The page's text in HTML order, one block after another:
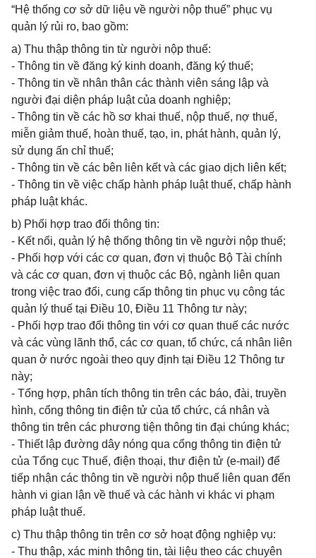
“Hệ thống cơ sở dữ liệu về người nộp thuế” phục vụ
quản lý rủi ro, bao gồm:
a) Thu thập thông tin từ người nộp thuế:
- Thông tin về đăng ký kinh doanh, đăng ký thuế;
- Thông tin về nhân thân các thành viên sáng lập và
người đại diện pháp luật của doanh nghiệp;
- Thông tin về các hồ sơ khai thuế, nộp thuế, nợ thuế,
miễn giảm thuế, hoàn thuế, tạo, in, phát hành, quản lý,
sử dụng ấn chỉ thuế;
- Thông tin về các bên liên kết và các giao dịch liên kết;
- Thông tin về việc chấp hành pháp luật thuế, chấp hành
pháp luật khác.
b) Phối hợp trao đổi thông tin:
- Kết nối, quản lý hệ thống thông tin về người nộp thuế;
- Phối hợp với các cơ quan, đơn vị thuộc Bộ Tài chính
và các cơ quan, đơn vị thuộc các Bộ, ngành liên quan
trong việc trao đổi, cung cấp thông tin phục vụ công tác
quản lý thuế tại Điều 10, Điều 11 Thông tư này;
- Phối hợp trao đổi thông tin với cơ quan thuế các nước
và các vùng lãnh thổ, các cơ quan, tổ chức, cá nhân liên
quan ở nước ngoài theo quy định tại Điều 12 Thông tư
này;
- Tổng hợp, phân tích thông tin trên các báo, đài, truyền
hình, cổng thông tin điện tử của tổ chức, cá nhân và
thông tin trên các phương tiện thông tin đại chúng khác;
- Thiết lập đường dây nóng qua cổng thông tin điện tử
của Tổng cục Thuế, điện thoại, thư điện tử (e-mail) để
tiếp nhận các thông tin về người nộp thuế liên quan đến
hành vi gian lận về thuế và các hành vi khác vi phạm
pháp luật thuế.
c) Thu thập thông tin trên cơ sở hoạt động nghiệp vụ:
- Thu thập, xác minh thông tin, tài liệu theo các chuyên